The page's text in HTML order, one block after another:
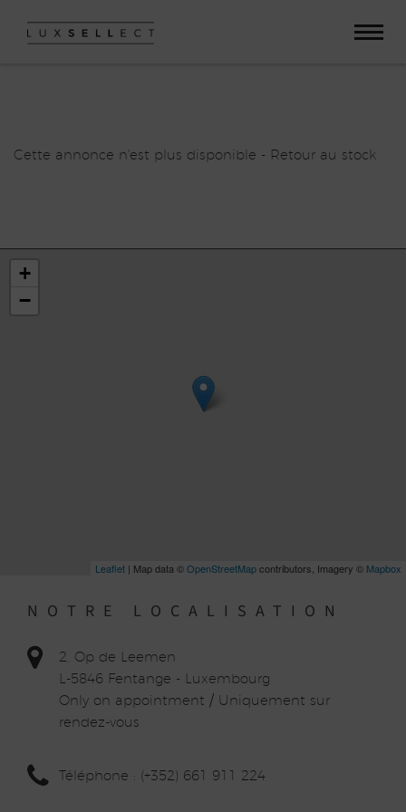
Cette annonce n'est plus disponible - Retour au stock
+
−
Leaflet | Map data ©OpenStreetMapcontributors, Imagery © Mapbox
NOTRE LOCALISATION
2, Op de Leemen
L-5846 Fentange - Luxembourg
Only on appointment / Uniquement sur
rendez-vous
Téléphone : (+352) 661 911 224